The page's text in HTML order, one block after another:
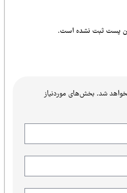
ثبت نشده است.
شد.بخش‌های موردنیاز